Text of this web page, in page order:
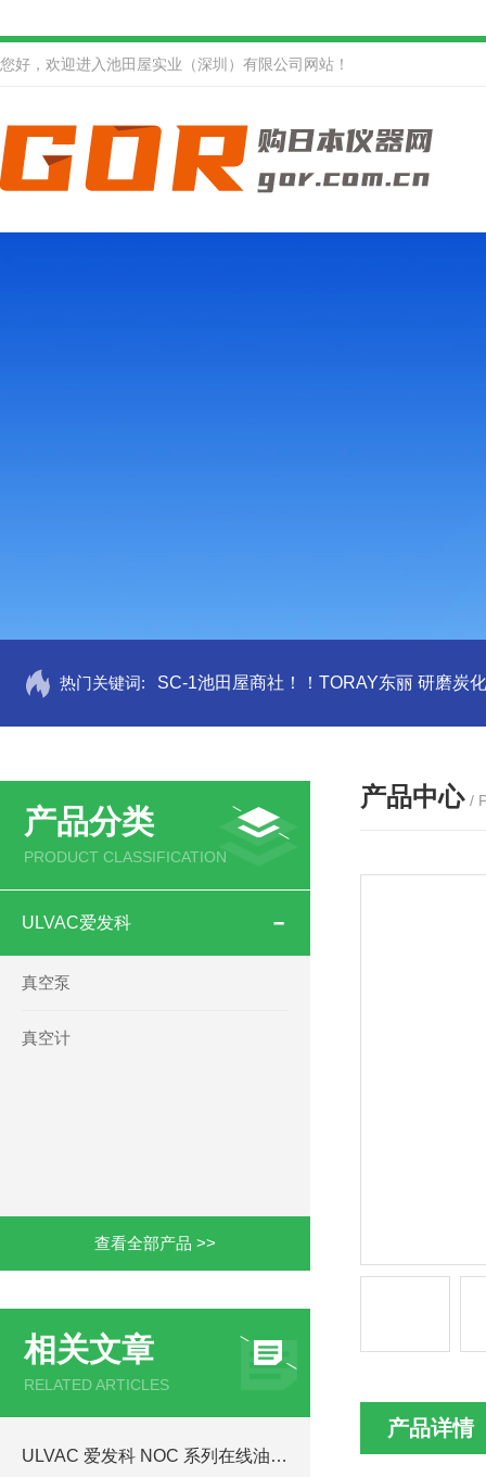
您好，欢迎进入池田屋实业（深圳）有限公司网站！
热门关键词: SC-1池田屋商社！！TORAY东丽 研磨炭
产品分类
PRODUCT CLASSIFICATION
ULVAC爱发科
真空泵
真空计
查看全部产品 >>
相关文章
RELATED ARTICLES
ULVAC 爱发科 NOC 系列在线油净化装置 NOC-50A/100A/230A/490A 选型规范
产品中心 /
产品详情